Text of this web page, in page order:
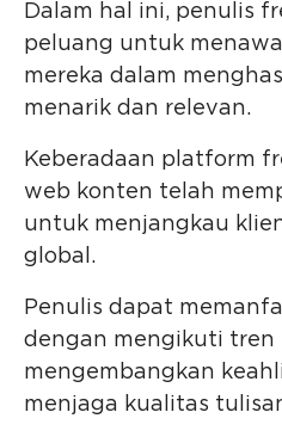
Dalam hal ini, penulis
peluang untuk
mereka dalam
menarik dan relevan.
Keberadaan platform
web konten telah
untuk menjangkau
global.
Penulis dapat
dengan mengikuti tren
mengembangkan
menjaga kualitas